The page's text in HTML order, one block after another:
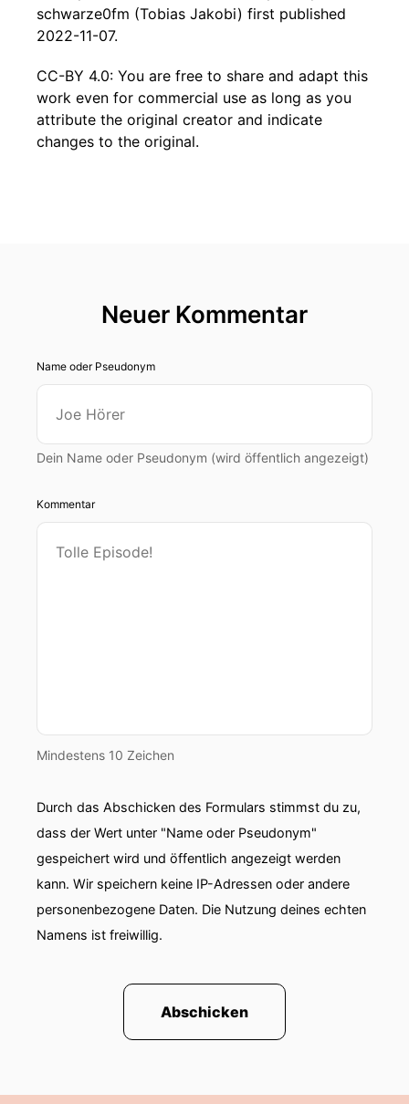
schwarze0fm (Tobias Jakobi) first published
2022-11-07.
CC-BY 4.0: You are free to share and adapt this
work even for commercial use as long as you
attribute the original creator and indicate
changes to the original.
Neuer Kommentar
Name oder Pseudonym
Dein Name oder Pseudonym (wird öffentlich angezeigt)
Kommentar
Mindestens 10 Zeichen
Durch das Abschicken des Formulars stimmst du zu,
dass der Wert unter "Name oder Pseudonym"
gespeichert wird und öffentlich angezeigt werden
kann. Wir speichern keine IP-Adressen oder andere
personenbezogene Daten. Die Nutzung deines echten
Namens ist freiwillig.
Abschicken